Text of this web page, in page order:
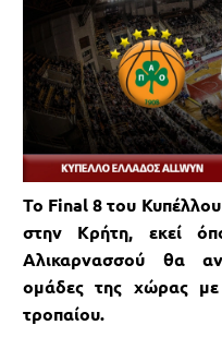
Το Final 8 του
στην Κρήτη, εκεί
Αλικαρνασσού θα
ομάδες της χώρας
τροπαίου.